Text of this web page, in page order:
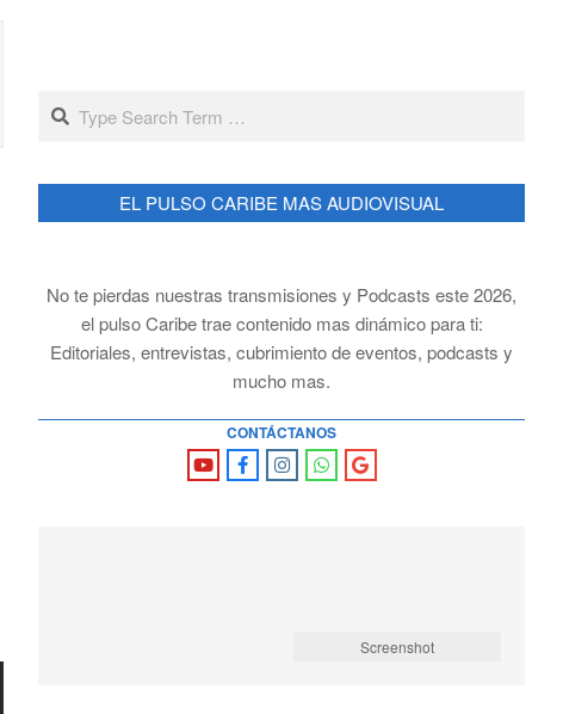
Search
EL PULSO CARIBE MAS AUDIOVISUAL
No te pierdas nuestras transmisiones y Podcasts este 2026,
el pulso Caribe trae contenido mas dinámico para ti:
Editoriales, entrevistas, cubrimiento de eventos, podcasts y
mucho mas.
CONTÁCTANOS
Screenshot